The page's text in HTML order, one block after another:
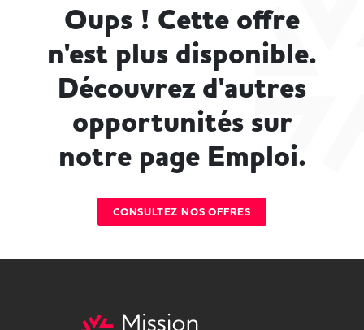
Oups ! Cette offre
n'est plus disponible.
Découvrez d'autres
opportunités sur
notre page Emploi.
CONSULTEZ NOS OFFRES